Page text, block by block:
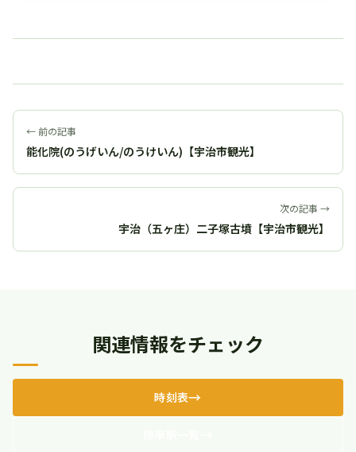
← 前の記事
能化院(のうげいん/のうけいん)【宇治市観光】
次の記事 →
宇治（五ヶ庄）二子塚古墳【宇治市観光】
関連情報をチェック
時刻表